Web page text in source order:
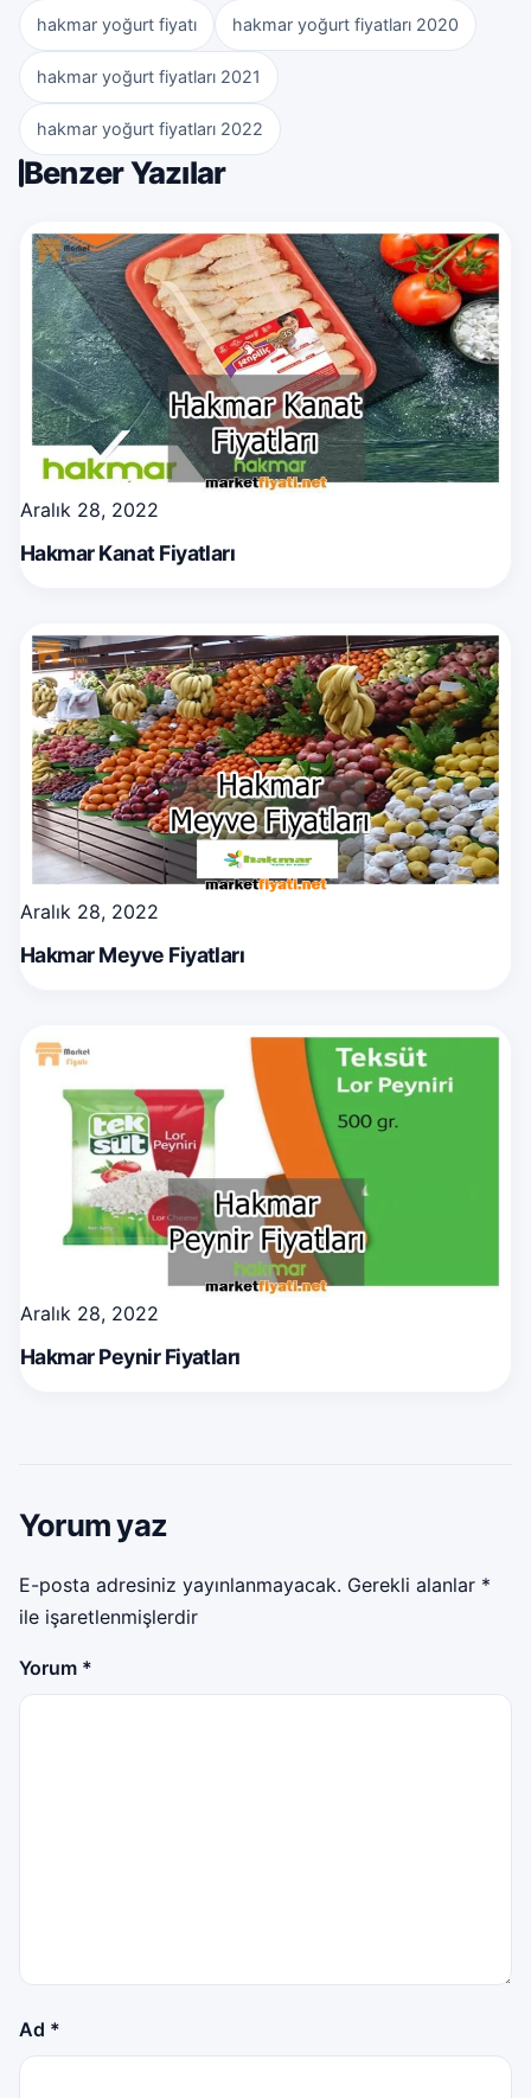
hakmar yoğurt fiyatı hakmar yoğurt fiyatları 2020
hakmar yoğurt fiyatları 2021
hakmar yoğurt fiyatları 2022
Benzer Yazılar
Aralık 28, 2022
Hakmar Kanat Fiyatları
Aralık 28, 2022
Hakmar Meyve Fiyatları
Aralık 28, 2022
Hakmar Peynir Fiyatları
Yorum yaz
E-posta adresiniz yayınlanmayacak. Gerekli alanlar *
ile işaretlenmişlerdir
Yorum *
Ad *